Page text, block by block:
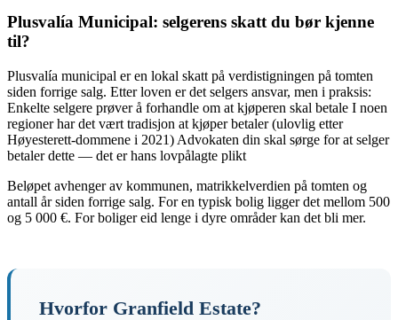
Plusvalía Municipal: selgerens skatt du bør kjenne
til?
Plusvalía municipal er en lokal skatt på verdistigningen på tomten
siden forrige salg. Etter loven er det selgers ansvar, men i praksis:
Enkelte selgere prøver å forhandle om at kjøperen skal betale I noen
regioner har det vært tradisjon at kjøper betaler (ulovlig etter
Høyesterett-dommene i 2021) Advokaten din skal sørge for at selger
betaler dette — det er hans lovpålagte plikt
Beløpet avhenger av kommunen, matrikkelverdien på tomten og
antall år siden forrige salg. For en typisk bolig ligger det mellom 500
og 5 000 €. For boliger eid lenge i dyre områder kan det bli mer.
Hvorfor Granfield Estate?